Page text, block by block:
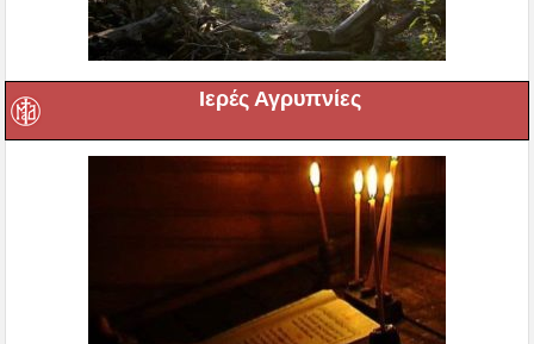
Ιερές Αγρυπνίες